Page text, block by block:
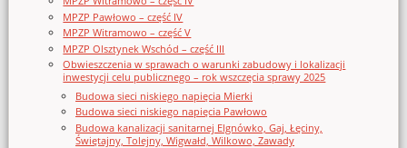
MPZP Pawłowo – część IV
MPZP Witramowo – część V
MPZP Olsztynek Wschód – część III
Obwieszczenia w sprawach o warunki zabudowy i lokalizacji
inwestycji celu publicznego – rok wszczęcia sprawy 2025
Budowa sieci niskiego napięcia Mierki
Budowa sieci niskiego napięcia Pawłowo
Budowa kanalizacji sanitarnej Elgnówko, Gaj, Łęciny,
Świętajny, Tolejny, Wigwałd, Wilkowo, Zawady